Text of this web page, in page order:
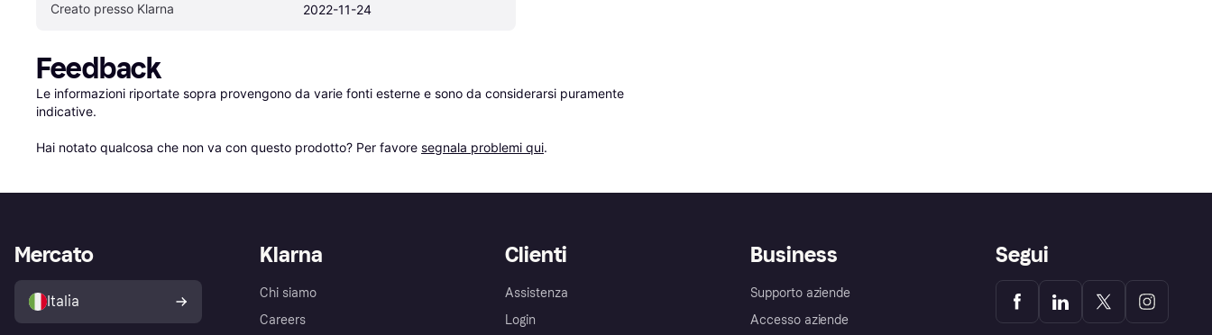
Creato presso Klarna 2022-11-24
Feedback
Le informazioni riportate sopra provengono da varie fonti esterne e sono da considerarsi puramente
indicative.
Hai notato qualcosa che non va con questo prodotto? Per favore segnala problemi qui.
Klarna
Chi siamo
Careers
Clienti
Assistenza
Login
Business
Supporto aziende
Accesso aziende
Mercato
Italia
Segui